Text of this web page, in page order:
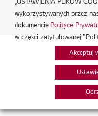
Zarządzaj zgodami na
„USTAWIENIA PLIKÓW
wykorzystywanych przez
dokumencie Polityce
w części zatytułowanej
Akceptuj